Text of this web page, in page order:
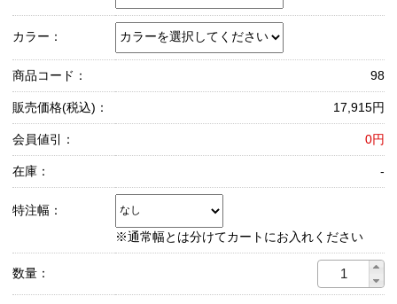
カラー：
商品コード： 98
販売価格(税込)： 17,915円
会員値引： 0円
在庫： -
特注幅：
※通常幅とは分けてカートにお入れください
数量：